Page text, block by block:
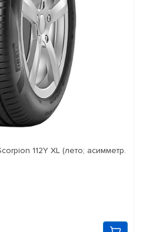
112Y XL (лето; асимметр.